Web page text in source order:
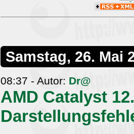
Samstag, 26. Mai
08:37 - Autor: Dr@
AMD Catalyst